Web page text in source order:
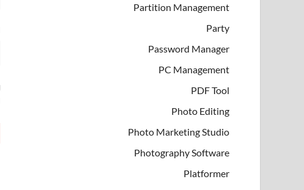
Partition Management
Party
Password Manager
PC Management
PDF Tool
Photo Editing
Photo Marketing Studio
Photography Software
Platformer